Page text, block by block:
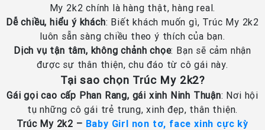
My 2k2 chính là hàng thật, hàng real.
Dễ chiều, hiểu ý khách: Biết khách muốn gì, Trúc My 2k2
luôn sẵn sàng chiều theo ý thích của bạn.
Dịch vụ tận tâm, không chảnh chọe: Bạn sẽ cảm nhận
được sự thân thiện, chu đáo từ cô gái này.
Tại sao chọn Trúc My 2k2?
Gái gọi cao cấp Phan Rang, gái xinh Ninh Thuận: Nơi hội
tụ những cô gái trẻ trung, xinh đẹp, thân thiện.
Trúc My 2k2 – Baby Girl non tơ, face xinh cực kỳ